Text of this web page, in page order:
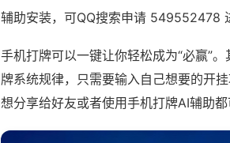
辅助安装，可QQ搜索申请 549552478
手机打牌可以一键让你轻松成为“必赢”
牌系统规律，只需要输入自己想要的开
想分享给好友或者使用手机打牌AI辅助都